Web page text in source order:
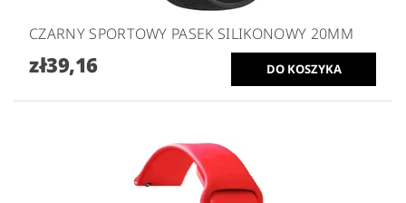
CZARNY SPORTOWY PASEK SILIKONOWY 20MM
zł39,16